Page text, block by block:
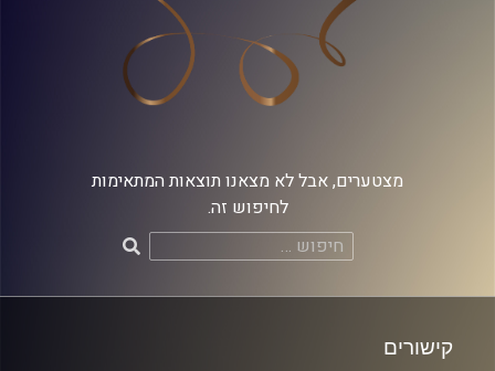
מצטערים, אבל לא מצאנו תוצאות המתאימות
לחיפוש זה.
חיפוש:
קישורים